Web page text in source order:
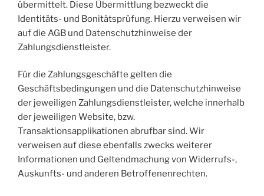
übermittelt. Diese Übermittlung bezweckt die
Identitäts- und Bonitätsprüfung. Hierzu verweisen wir
auf die AGB und Datenschutzhinweise der
Zahlungsdienstleister.
Für die Zahlungsgeschäfte gelten die
Geschäftsbedingungen und die Datenschutzhinweise
der jeweiligen Zahlungsdienstleister, welche innerhalb
der jeweiligen Website, bzw.
Transaktionsapplikationen abrufbar sind. Wir
verweisen auf diese ebenfalls zwecks weiterer
Informationen und Geltendmachung von Widerrufs-,
Auskunfts- und anderen Betroffenenrechten.